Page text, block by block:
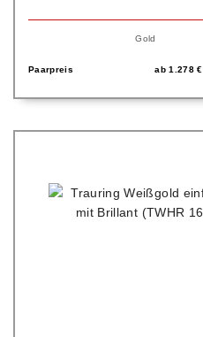
Gold
Paarpreis ab1.278€